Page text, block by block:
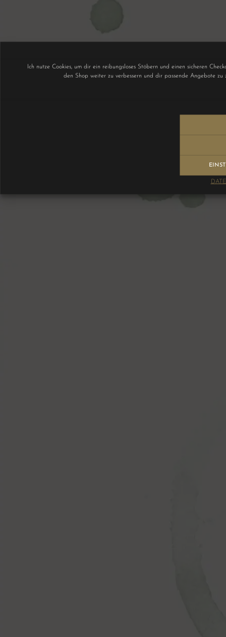
Ich nutze Cookies, um dir ein reibungsloses Stöbern und einen sicheren
den Shop weiter zu verbessern und dir passende Angebote